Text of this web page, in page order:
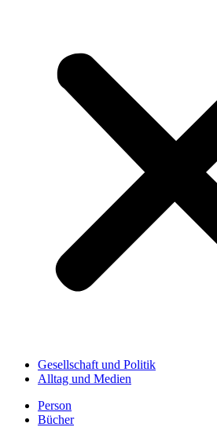
Gesellschaft und Politik
Alltag und Medien
Person
Bücher